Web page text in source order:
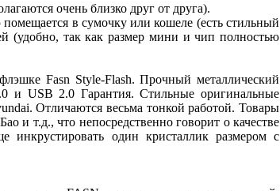
очень близко друг от друга).
в сумочку или кошеле (есть стильный
(удобно, так как размер мини и чип полностью
Fasn Style-Flash. Прочный металлический
и USB 2.0 Гарантия. Стильные оригинальные
Отличаются весьма тонкой работой. Товары
и т.д., что непосредственно говорит о качестве
инкрустировать один кристаллик размером с